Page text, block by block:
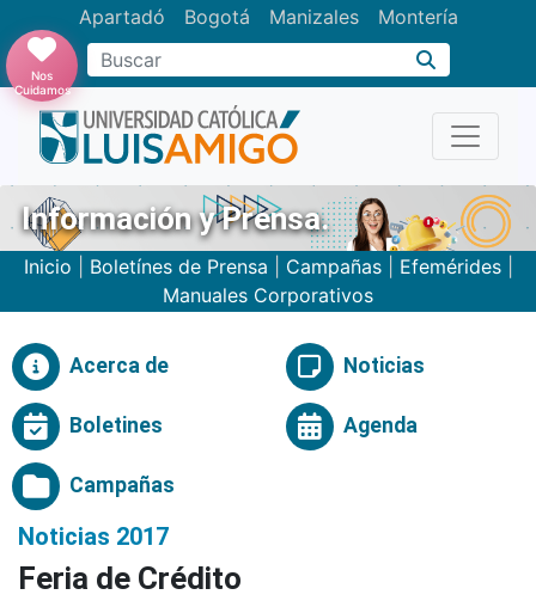
Apartadó Bogotá Manizales Montería
Buscar
Nos
Cuidamos
Información y Prensa.
Inicio Boletínes de Prensa Campañas| Efemérides|
Manuales Corporativos
Acerca de Noticias
Boletines Agenda
Campañas
Noticias 2017
Feria de Crédito